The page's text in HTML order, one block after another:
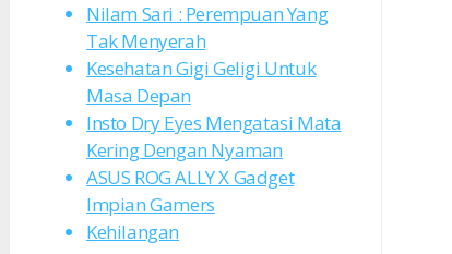
Nilam Sari : Perempuan Yang
Tak Menyerah
Kesehatan Gigi Geligi Untuk
Masa Depan
Insto Dry Eyes Mengatasi Mata
Kering Dengan Nyaman
ASUS ROG ALLY X Gadget
Impian Gamers
Kehilangan